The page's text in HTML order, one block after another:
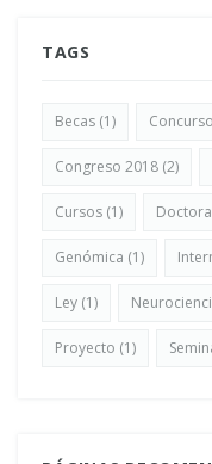
TAGS
Becas (1) Concurso
Congreso 2018 (2)
Cursos (1)
Genómica (1)
Ley (1)
Proyecto (1)